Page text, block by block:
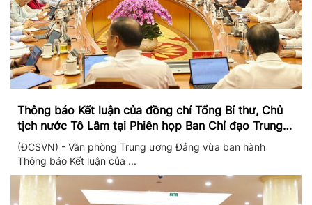
Thông báo Kết luận của đồng chí Tổng Bí thư, Chủ
tịch nước Tô Lâm tại Phiên họp Ban Chỉ đạo Trung
ương thực hiện Nghị quyết 57
(ĐCSVN) - Văn phòng Trung ương Đảng vừa ban hành
Thông báo Kết luận của ...